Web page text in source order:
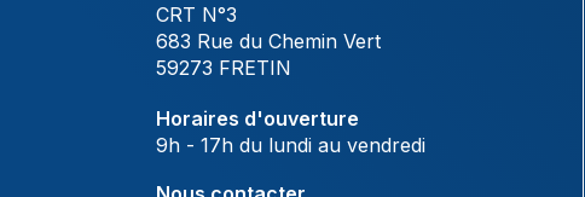
CRT N°3
683 Rue du Chemin Vert
59273 FRETIN
Horaires d'ouverture
9h - 17h du lundi au vendredi